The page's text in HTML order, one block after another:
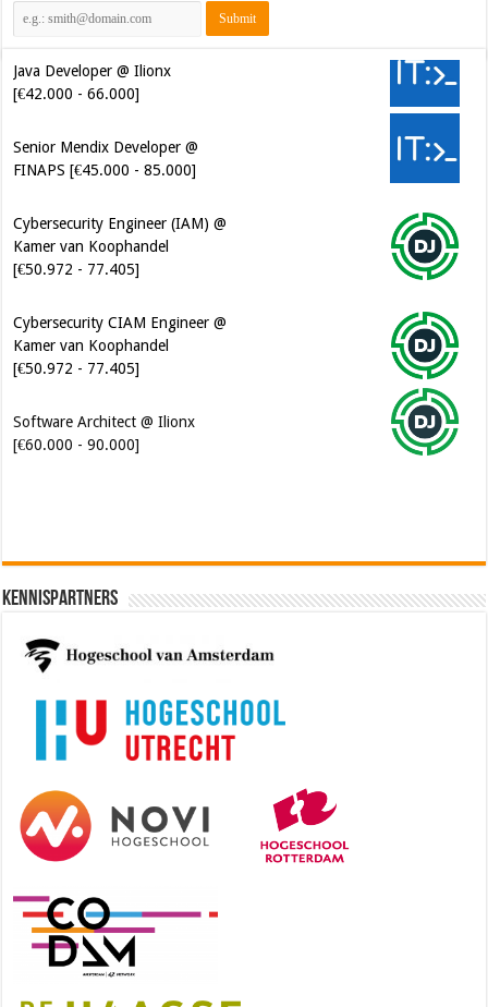
Java Developer @ Ilionx
[€42.000 - 66.000]
Senior Mendix Developer @
FINAPS [€45.000 - 85.000]
Cybersecurity Engineer (IAM) @
Kamer van Koophandel
[€50.972 - 77.405]
Cybersecurity CIAM Engineer @
Kamer van Koophandel
[€50.972 - 77.405]
Software Architect @ Ilionx
[€60.000 - 90.000]
Kennispartners